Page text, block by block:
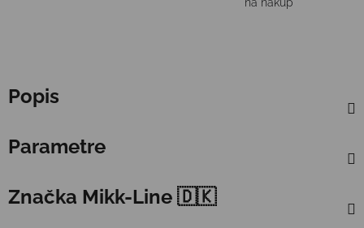
Popis
Parametre
Značka Mikk-Line 🇩🇰